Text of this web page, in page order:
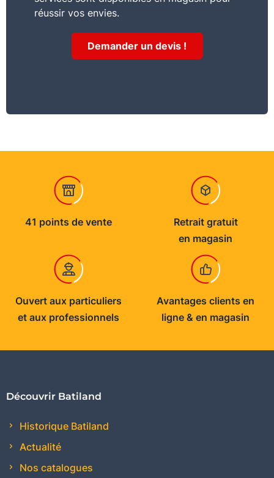
réussir vos envies.
Demander un devis !
41 points de vente
Retrait gratuit
en magasin
Ouvert aux particuliers
et aux professionnels
Avantages clients en
ligne & en magasin
Découvrir Batiland
Historique Batiland
Actualité
Nos catalogues